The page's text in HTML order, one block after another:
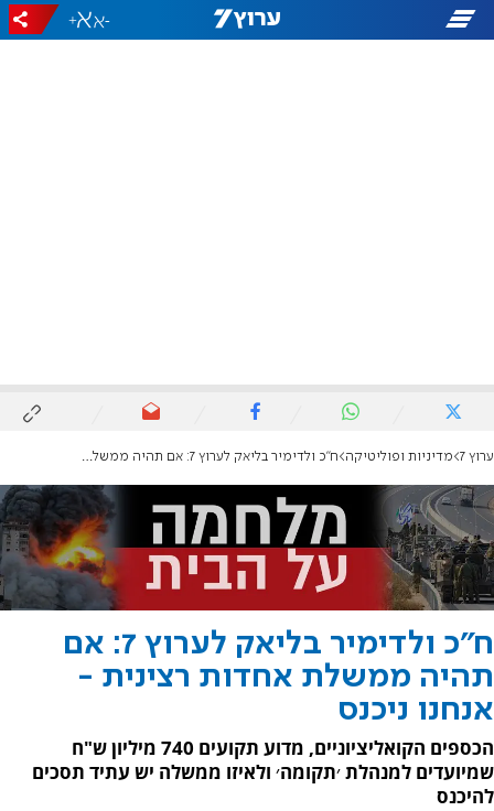
-
+
ערוץ 7 מדיניות ופוליטיקה ח"כ ולדימיר בליאק לערוץ 7: אם תהיה ממשלת אחדות רצינית - אנחנו ניכנס
ח"כ ולדימיר בליאק לערוץ 7: אם
תהיה ממשלת אחדות רצינית -
אנחנו ניכנס
הכספים הקואליציוניים, מדוע תקועים 740 מיליון ש"ח
שמיועדים למנהלת ׳תקומה׳ ולאיזו ממשלה יש עתיד תסכים
להיכנס